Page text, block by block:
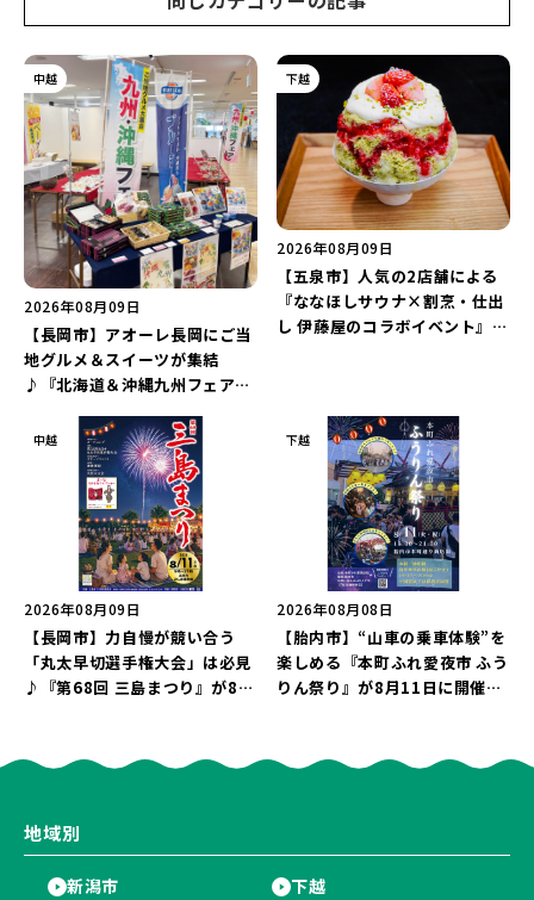
中越
2026年08月09日
【長岡市】アオーレ長岡にご当
地グルメ＆スイーツが集結
♪『北海道＆沖縄九州フェア
より開催！北海道限定「生食感
チェルシー」をゲットしよう♪
下越
2026年08月09日
【五泉市】人気の2店舗による
『ななほしサウナ×割烹・仕出
し 伊藤屋のコラボイベント』が
中越
2026年08月09日
【長岡市】力自慢が競い合う
「丸太早切選手権大会」は必見
♪『第68回 三島まつり』が8月
下越
2026年08月08日
【胎内市】“山車の乗車体験”を
楽しめる『本町ふれ愛夜市 ふう
りん祭り』が8月11日に開催！
地域別
新潟市
下越